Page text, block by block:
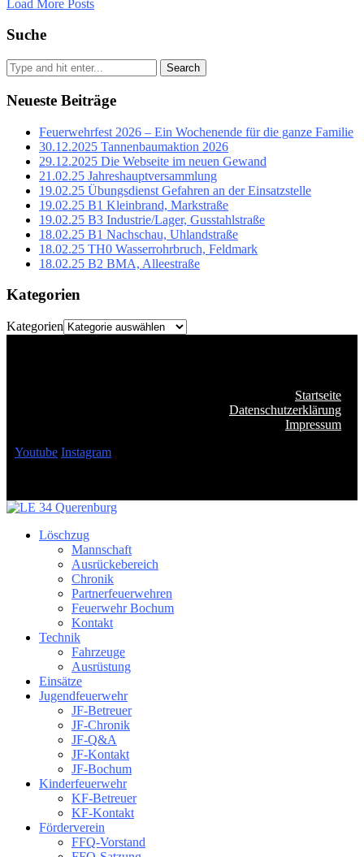
Load More Posts
Suche
Search
Neueste Beiträge
Feuerwehrfest 2026 – Ein Wochenende für die ganze Familie
30.12.2025 Tannenbaumaktion 2026
29.12.2025 Die Webseite im neuen Gewand
21.02.25 Jahreshauptversammlung
19.02.25 Übungsdienst Gefahren an der Einsatzstelle
19.02.25 B1 Kleinbrand, Markstraße
19.02.25 B3 Industrie/Lager, Gusstahlstraße
18.02.25 B1 Nachschau, Uhlandstraße
18.02.25 TH0 Wasserrohrbruch, Feldmark
18.02.25 B2 BMA, Alleestraße
Kategorien
Kategorien
Startseite
Datenschutzerklärung
Impressum
Youtube Instagram
Löschzug
Mannschaft
Ausrückebereich
Chronik
Partnerfeuerwehren
Feuerwehr Bochum
Kontakt
Technik
Fahrzeuge
Ausrüstung
Einsätze
Jugendfeuerwehr
JF-Betreuer
JF-Chronik
JF-Q&A
JF-Kontakt
JF-Bochum
Kinderfeuerwehr
KF-Betreuer
KF-Kontakt
Förderverein
FFQ-Vorstand